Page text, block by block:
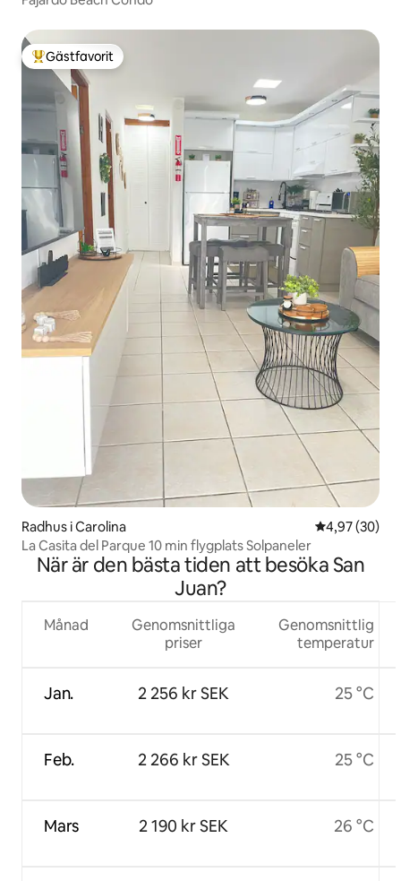
Populär gästfavorit
Gästfavorit
Radhus i Carolina 4,97 av 5 i
4,97 (30)
La Casita del Parque 10 min flygplats Solpaneler
När är den bästa tiden att besöka San
Juan?
Månad
Jan.
Feb.
Mars
Genomsnittliga
priser
2 256 kr SEK
2 266 kr SEK
2 190 kr SEK
Genomsnittlig
temperatur
25 °C
25 °C
26 °C